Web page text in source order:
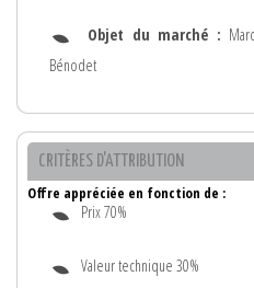
Objet du marché :
Bénodet
CRITÈRES D'ATTRIBUTION
Offre appréciée en fonction de :
Prix 70%
Valeur technique 30%